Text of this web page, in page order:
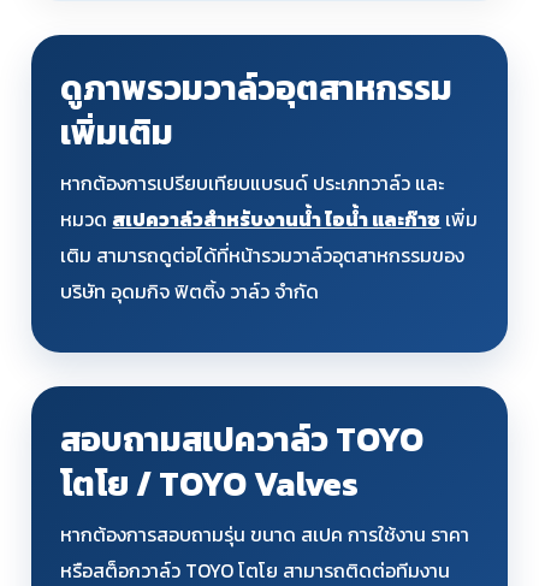
ดูภาพรวมวาล์วอุตสาหกรรม
เพิ่มเติม
หากต้องการเปรียบเทียบแบรนด์ ประเภทวาล์ว และ
หมวด สเปควาล์วสำหรับงานน้ำ ไอน้ำ และก๊าซ เพิ่ม
เติม สามารถดูต่อได้ที่หน้ารวมวาล์วอุตสาหกรรมของ
บริษัท อุดมกิจ ฟิตติ้ง วาล์ว จำกัด
สอบถามสเปควาล์ว TOYO
โตโย / TOYO Valves
หากต้องการสอบถามรุ่น ขนาด สเปค การใช้งาน ราคา
หรือสต็อกวาล์ว TOYO โตโย สามารถติดต่อทีมงาน